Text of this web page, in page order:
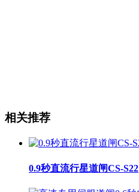
相关推荐
0.9秒直流行星道闸CS-S22